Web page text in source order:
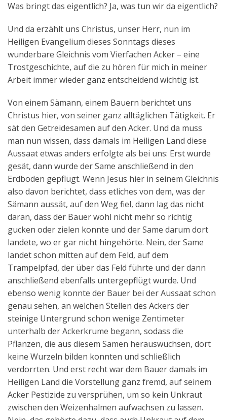
Was bringt das eigentlich? Ja, was tun wir da eigentlich?
Und da erzählt uns Christus, unser Herr, nun im
Heiligen Evangelium dieses Sonntags dieses
wunderbare Gleichnis vom Vierfachen Acker – eine
Trostgeschichte, auf die zu hören für mich in meiner
Arbeit immer wieder ganz entscheidend wichtig ist.
Von einem Sämann, einem Bauern berichtet uns
Christus hier, von seiner ganz alltäglichen Tätigkeit. Er
sät den Getreidesamen auf den Acker. Und da muss
man nun wissen, dass damals im Heiligen Land diese
Aussaat etwas anders erfolgte als bei uns: Erst wurde
gesät, dann wurde der Same anschließend in den
Erdboden gepflügt. Wenn Jesus hier in seinem Gleichnis
also davon berichtet, dass etliches von dem, was der
Sämann aussät, auf den Weg fiel, dann lag das nicht
daran, dass der Bauer wohl nicht mehr so richtig
gucken oder zielen konnte und der Same darum dort
landete, wo er gar nicht hingehörte. Nein, der Same
landet schon mitten auf dem Feld, auf dem
Trampelpfad, der über das Feld führte und der dann
anschließend ebenfalls untergepflügt wurde. Und
ebenso wenig konnte der Bauer bei der Aussaat schon
genau sehen, an welchen Stellen des Ackers der
steinige Untergrund schon wenige Zentimeter
unterhalb der Ackerkrume begann, sodass die
Pflanzen, die aus diesem Samen herauswuchsen, dort
keine Wurzeln bilden konnten und schließlich
verdorrten. Und erst recht war dem Bauer damals im
Heiligen Land die Vorstellung ganz fremd, auf seinem
Acker Pestizide zu versprühen, um so kein Unkraut
zwischen den Weizenhalmen aufwachsen zu lassen.